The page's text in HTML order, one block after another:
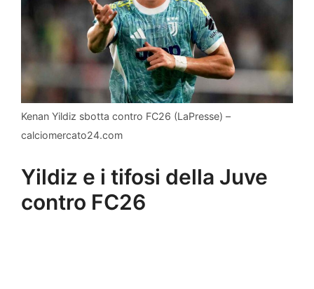
Kenan Yildiz sbotta contro FC26 (LaPresse) –
calciomercato24.com
Yildiz e i tifosi della Juve
contro FC26